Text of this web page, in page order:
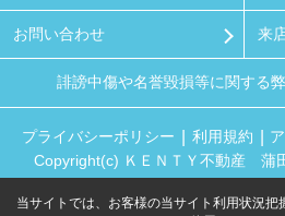
お問い合わせ 来
誹謗中傷や名誉毀損等に関する
プライバシーポリシー 利用規約
Copyright(c) ＫＥＮＴＹ不動産 蒲
当サイトでは、お客様の当サイト利用状況把